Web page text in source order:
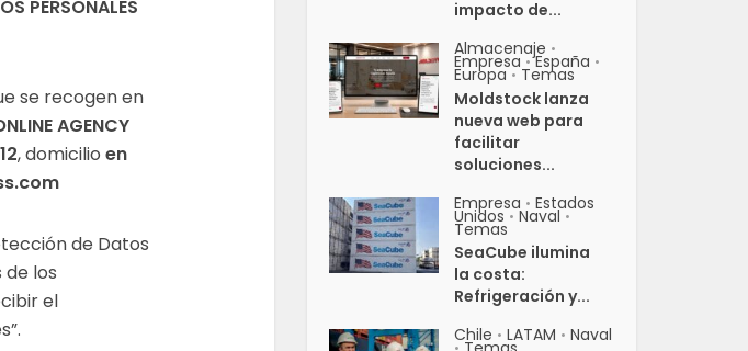
PERSONALES
se recogen en
AGENCY
, domicilio en
de Datos
los
el
impacto de...
Almacenaje •
Empresa • España •
Europa • Temas
Moldstock lanza
nueva web para
facilitar
soluciones...
Empresa • Estados
Unidos • Naval •
Temas
SeaCube ilumina
la costa:
Refrigeración y...
Chile • LATAM • Naval